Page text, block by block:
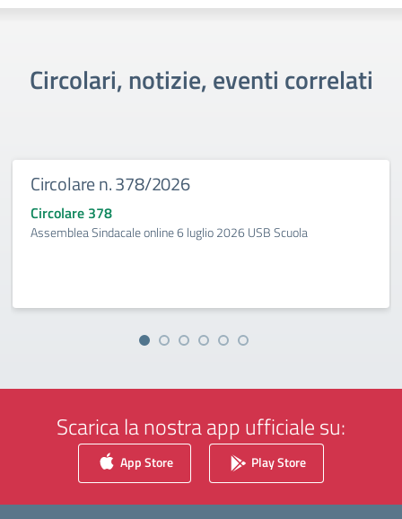
Circolari, notizie, eventi correlati
Circolare n. 378/2026
Circolare 378
Assemblea Sindacale online 6 luglio 2026 USB Scuola
Scarica la nostra app ufficiale su:
App Store Play Store